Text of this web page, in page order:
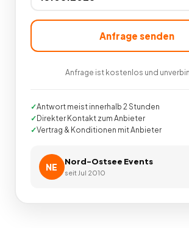
Anfrage senden
Anfrage ist kostenlos und
Antwort meist innerhalb 2 Stunden
Direkter Kontakt zum Anbieter
Vertrag & Konditionen mit Anbieter
NE
Nord-Ostsee Events
seit Jul 2010